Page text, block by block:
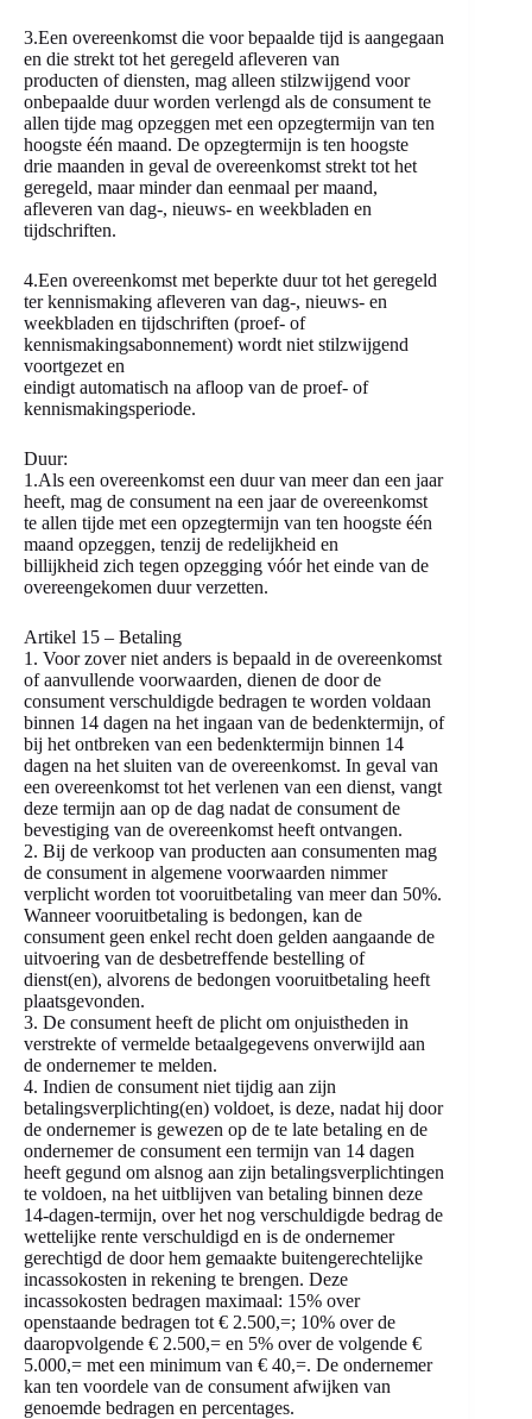
3.Een overeenkomst die voor bepaalde tijd is aangegaan
en die strekt tot het geregeld afleveren van
producten of diensten, mag alleen stilzwijgend voor
onbepaalde duur worden verlengd als de consument te
allen tijde mag opzeggen met een opzegtermijn van ten
hoogste één maand. De opzegtermijn is ten hoogste
drie maanden in geval de overeenkomst strekt tot het
geregeld, maar minder dan eenmaal per maand,
afleveren van dag-, nieuws- en weekbladen en
tijdschriften.
4.Een overeenkomst met beperkte duur tot het geregeld
ter kennismaking afleveren van dag-, nieuws- en
weekbladen en tijdschriften (proef- of
kennismakingsabonnement) wordt niet stilzwijgend
voortgezet en
eindigt automatisch na afloop van de proef- of
kennismakingsperiode.
Duur:
1.Als een overeenkomst een duur van meer dan een jaar
heeft, mag de consument na een jaar de overeenkomst
te allen tijde met een opzegtermijn van ten hoogste één
maand opzeggen, tenzij de redelijkheid en
billijkheid zich tegen opzegging vóór het einde van de
overeengekomen duur verzetten.
Artikel 15 – Betaling
1. Voor zover niet anders is bepaald in de overeenkomst
of aanvullende voorwaarden, dienen de door de
consument verschuldigde bedragen te worden voldaan
binnen 14 dagen na het ingaan van de bedenktermijn, of
bij het ontbreken van een bedenktermijn binnen 14
dagen na het sluiten van de overeenkomst. In geval van
een overeenkomst tot het verlenen van een dienst, vangt
deze termijn aan op de dag nadat de consument de
bevestiging van de overeenkomst heeft ontvangen.
2. Bij de verkoop van producten aan consumenten mag
de consument in algemene voorwaarden nimmer
verplicht worden tot vooruitbetaling van meer dan 50%.
Wanneer vooruitbetaling is bedongen, kan de
consument geen enkel recht doen gelden aangaande de
uitvoering van de desbetreffende bestelling of
dienst(en), alvorens de bedongen vooruitbetaling heeft
plaatsgevonden.
3. De consument heeft de plicht om onjuistheden in
verstrekte of vermelde betaalgegevens onverwijld aan
de ondernemer te melden.
4. Indien de consument niet tijdig aan zijn
betalingsverplichting(en) voldoet, is deze, nadat hij door
de ondernemer is gewezen op de te late betaling en de
ondernemer de consument een termijn van 14 dagen
heeft gegund om alsnog aan zijn betalingsverplichtingen
te voldoen, na het uitblijven van betaling binnen deze
14-dagen-termijn, over het nog verschuldigde bedrag de
wettelijke rente verschuldigd en is de ondernemer
gerechtigd de door hem gemaakte buitengerechtelijke
incassokosten in rekening te brengen. Deze
incassokosten bedragen maximaal: 15% over
openstaande bedragen tot € 2.500,=; 10% over de
daaropvolgende € 2.500,= en 5% over de volgende €
5.000,= met een minimum van € 40,=. De ondernemer
kan ten voordele van de consument afwijken van
genoemde bedragen en percentages.